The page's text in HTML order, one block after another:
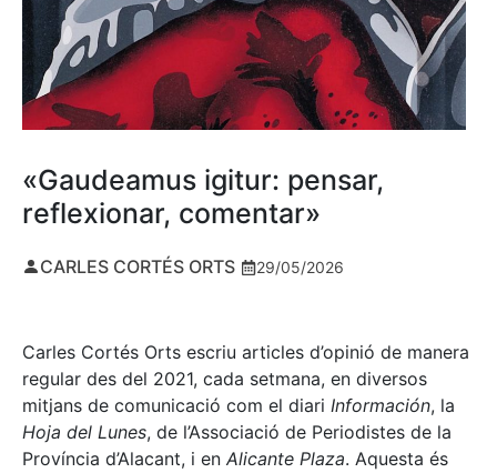
«Gaudeamus igitur: pensar,
reflexionar, comentar»
CARLES CORTÉS ORTS 29/05/2026
Carles Cortés Orts escriu articles d’opinió de manera
regular des del 2021, cada setmana, en diversos
mitjans de comunicació com el diari Información, la
Hoja del Lunes, de l’Associació de Periodistes de la
Província d’Alacant, i en Alicante Plaza. Aquesta és